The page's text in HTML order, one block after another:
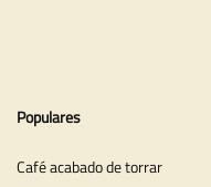
Populares
Café acabado de torrar